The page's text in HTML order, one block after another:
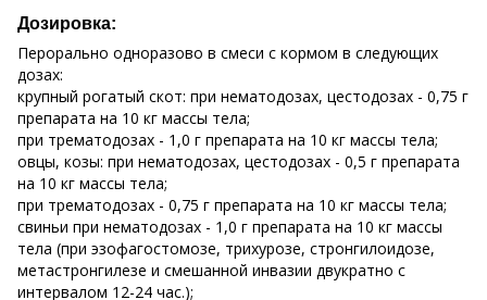
Дозировка:
Перорально одноразово в смеси с кормом в следующих
дозах:
крупный рогатый скот: при нематодозах, цестодозах - 0,75 г
препарата на 10 кг массы тела;
при трематодозах - 1,0 г препарата на 10 кг массы тела;
овцы, козы: при нематодозах, цестодозах - 0,5 г препарата
на 10 кг массы тела;
при трематодозах - 0,75 г препарата на 10 кг массы тела;
свиньи при нематодозах - 1,0 г препарата на 10 кг массы
тела (при эзофагостомозе, трихурозе, стронгилоидозе,
метастронгилезе и смешанной инвазии двукратно с
интервалом 12-24 час.);